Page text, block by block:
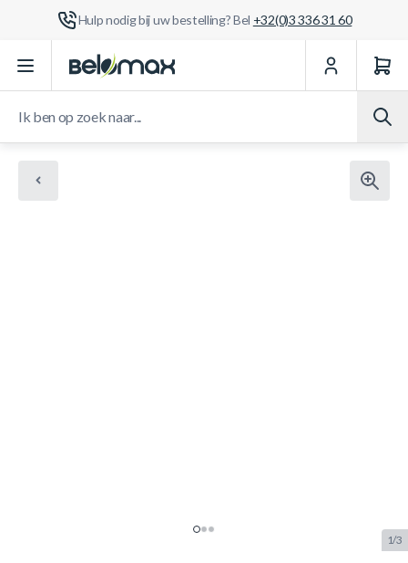
Hulp nodig bij uw bestelling? Bel +32(0)3 336 31 60
Ga naar de inhoud
1/3